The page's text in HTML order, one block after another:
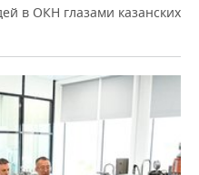
в ОКН глазами казанских